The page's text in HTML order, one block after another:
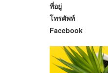
ที่อยู่
โทรศัพท์
Facebook